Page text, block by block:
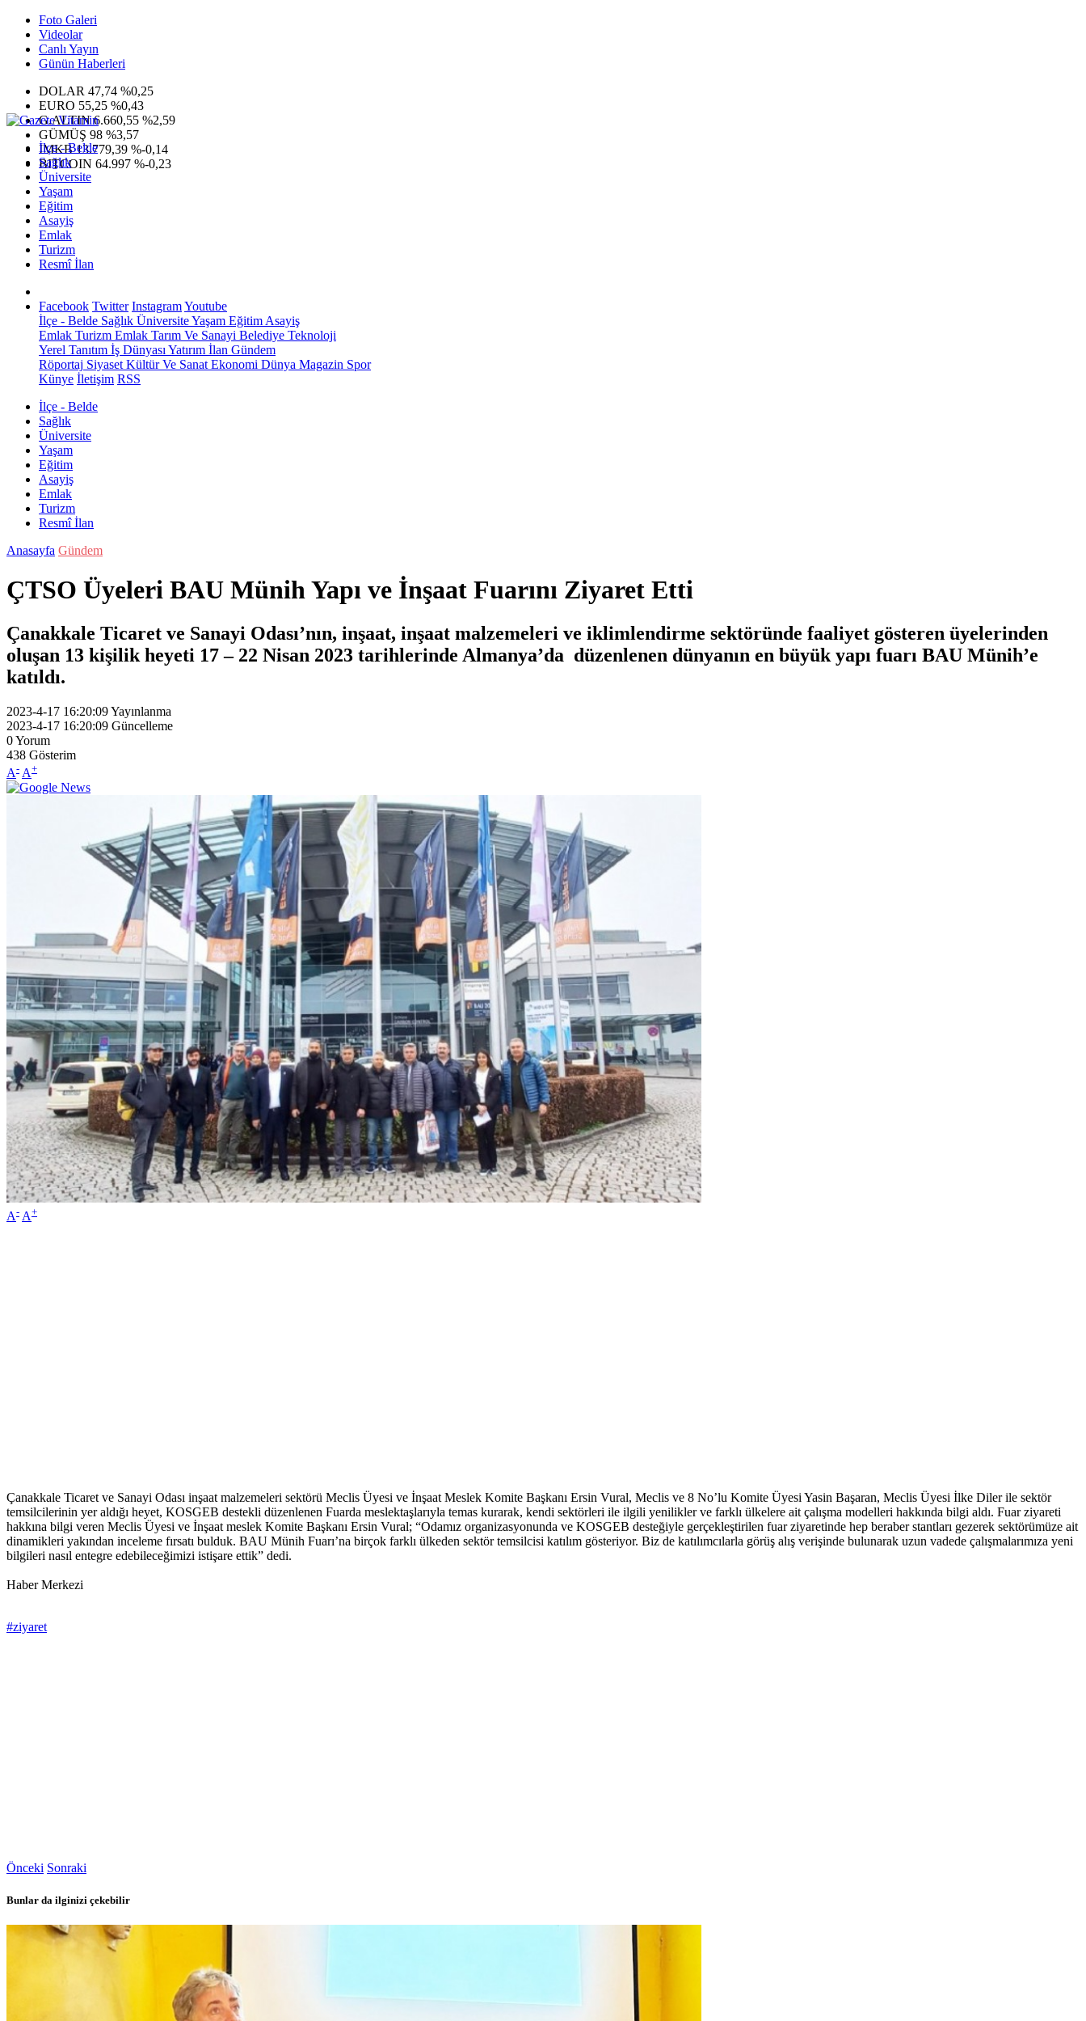
Foto Galeri
Videolar
Canlı Yayın
Günün Haberleri
DOLAR 47,74 %0,25
EURO 55,25 %0,43
G.ALTIN6.660,55 %2,59
GÜMÜŞ 98 %3,57
IMKB13.779,39 %-0,14
BITCOIN 64.997 %-0,23
İlçe - Belde
Sağlık
Üniversite
Yaşam
Eğitim
Asayiş
Emlak
Turizm
Resmî İlan
Facebook Twitter InstagramYoutube
İlçe - Belde Sağlık ÜniversiteYaşam Eğitim Asayiş
Emlak Turizm Emlak Tarım Ve Sanayi Belediye Teknoloji
Yerel Tanıtım İş Dünyası Yatırım İlan Gündem
Röportaj Siyaset Kültür Ve Sanat Ekonomi Dünya Magazin Spor
Künye İletişim RSS
İlçe - Belde
Sağlık
Üniversite
Yaşam
Eğitim
Asayiş
Emlak
Turizm
Resmî İlan
Anasayfa Gündem
ÇTSO Üyeleri BAU Münih Yapı ve İnşaat Fuarını Ziyaret Etti
Çanakkale Ticaret ve Sanayi Odası’nın, inşaat, inşaat malzemeleri ve iklimlendirme sektöründe faaliyet gösteren üyelerinden
oluşan 13 kişilik heyeti 17 – 22 Nisan 2023 tarihlerinde Almanya’da düzenlenen dünyanın en büyük yapı fuarı BAU Münih’e
katıldı.
2023-4-17 16:20:09Yayınlanma
2023-4-17 16:20:09 Güncelleme
0Yorum
438 Gösterim
A- A+
A- A+
Çanakkale Ticaret ve Sanayi Odası inşaat malzemeleri sektörü Meclis Üyesi ve İnşaat Meslek Komite Başkanı Ersin Vural, Meclis ve 8 No’lu Komite Üyesi Yasin Başaran, Meclis Üyesi İlke Diler ile sektör
temsilcilerinin yer aldığı heyet, KOSGEB destekli düzenlenen Fuarda meslektaşlarıyla temas kurarak, kendi sektörleri ile ilgili yenilikler ve farklı ülkelere ait çalışma modelleri hakkında bilgi aldı. Fuar ziyareti
hakkına bilgi veren Meclis Üyesi ve İnşaat meslek Komite Başkanı Ersin Vural; “Odamız organizasyonunda ve KOSGEB desteğiyle gerçekleştirilen fuar ziyaretinde hep beraber stantları gezerek sektörümüze ait
dinamikleri yakından inceleme fırsatı bulduk. BAU Münih Fuarı’na birçok farklı ülkeden sektör temsilcisi katılım gösteriyor. Biz de katılımcılarla görüş alış verişinde bulunarak uzun vadede çalışmalarımıza yeni
bilgileri nasıl entegre edebileceğimizi istişare ettik” dedi.
Haber Merkezi
#ziyaret
Önceki Sonraki
Bunlar da ilginizi çekebilir